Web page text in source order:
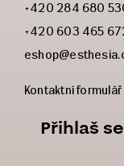
+420 284 680
+420 603 465
Kontaktní formulář
Přihlaš